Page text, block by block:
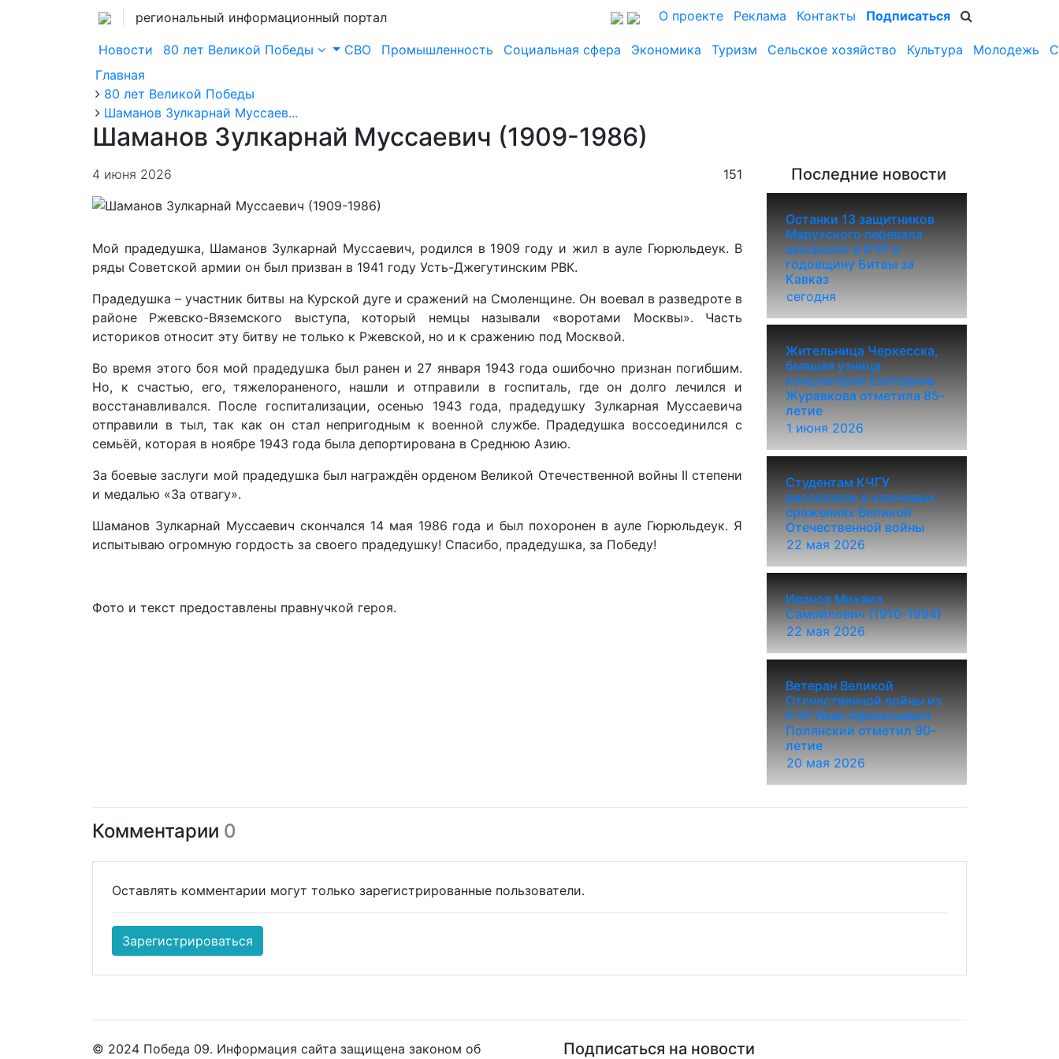
региональный информационный портал О проекте Реклама Контакты Подписаться
Новости 80 лет Великой Победы СВО Промышленность Социальная сфера Экономика Туризм Сельское хозяйство Культура Молодежь
Главная
80 лет Великой Победы
Шаманов Зулкарнай Муссаев...
Шаманов Зулкарнай Муссаевич (1909-1986)
4 июня 2026 151
Мой прадедушка, Шаманов Зулкарнай Муссаевич, родился в 1909 году и жил в ауле Гюрюльдеук. В
ряды Советской армии он был призван в 1941 году Усть-Джегутинским РВК.
Прадедушка – участник битвы на Курской дуге и сражений на Смоленщине. Он воевал в разведроте в
районе Ржевско-Вяземского выступа, который немцы называли «воротами Москвы». Часть
историков относит эту битву не только к Ржевской, но и к сражению под Москвой.
Во время этого боя мой прадедушка был ранен и 27 января 1943 года ошибочно признан погибшим.
Но, к счастью, его, тяжелораненого, нашли и отправили в госпиталь, где он долго лечился и
восстанавливался. После госпитализации, осенью 1943 года, прадедушку Зулкарная Муссаевича
отправили в тыл, так как он стал непригодным к военной службе. Прадедушка воссоединился с
семьёй, которая в ноябре 1943 года была депортирована в Среднюю Азию.
За боевые заслуги мой прадедушка был награждён орденом Великой Отечественной войны II степени
и медалью «За отвагу».
Шаманов Зулкарнай Муссаевич скончался 14 мая 1986 года и был похоронен в ауле Гюрюльдеук. Я
испытываю огромную гордость за своего прадедушку! Спасибо, прадедушка, за Победу!
Фото и текст предоставлены правнучкой героя.
Последние новости
сегодня
Останки 13 защитников
Марухского перевала
захоронят в КЧР в
годовщину Битвы за
Кавказ
1 июня 2026
Жительница Черкесска,
бывшая узница
концлагерей Екатерина
Журавкова отметила 85-
летие
22 мая 2026
Студентам КЧГУ
рассказали о ключевых
сражениях Великой
Отечественной войны
22 мая 2026
Иванов Михаил
Самойлович (1910-1994)
20 мая 2026
Ветеран Великой
Отечественной войны из
КЧР Иван Афанасьевич
Полянский отметил 90-
летие
Комментарии 0
Оставлять комментарии могут только зарегистрированные пользователи.
Зарегистрироваться
© 2024 Победа 09. Информация сайта защищена законом об Подписаться на новости